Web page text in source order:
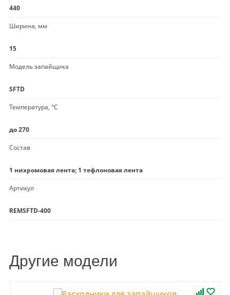
440
Ширина, мм
15
Модель запайщика
SFTD
Температура, °C
до 270
Состав
1 нихромовая лента; 1 тефлоновая лента
Артикул
REMSFTD-400
Другие модели